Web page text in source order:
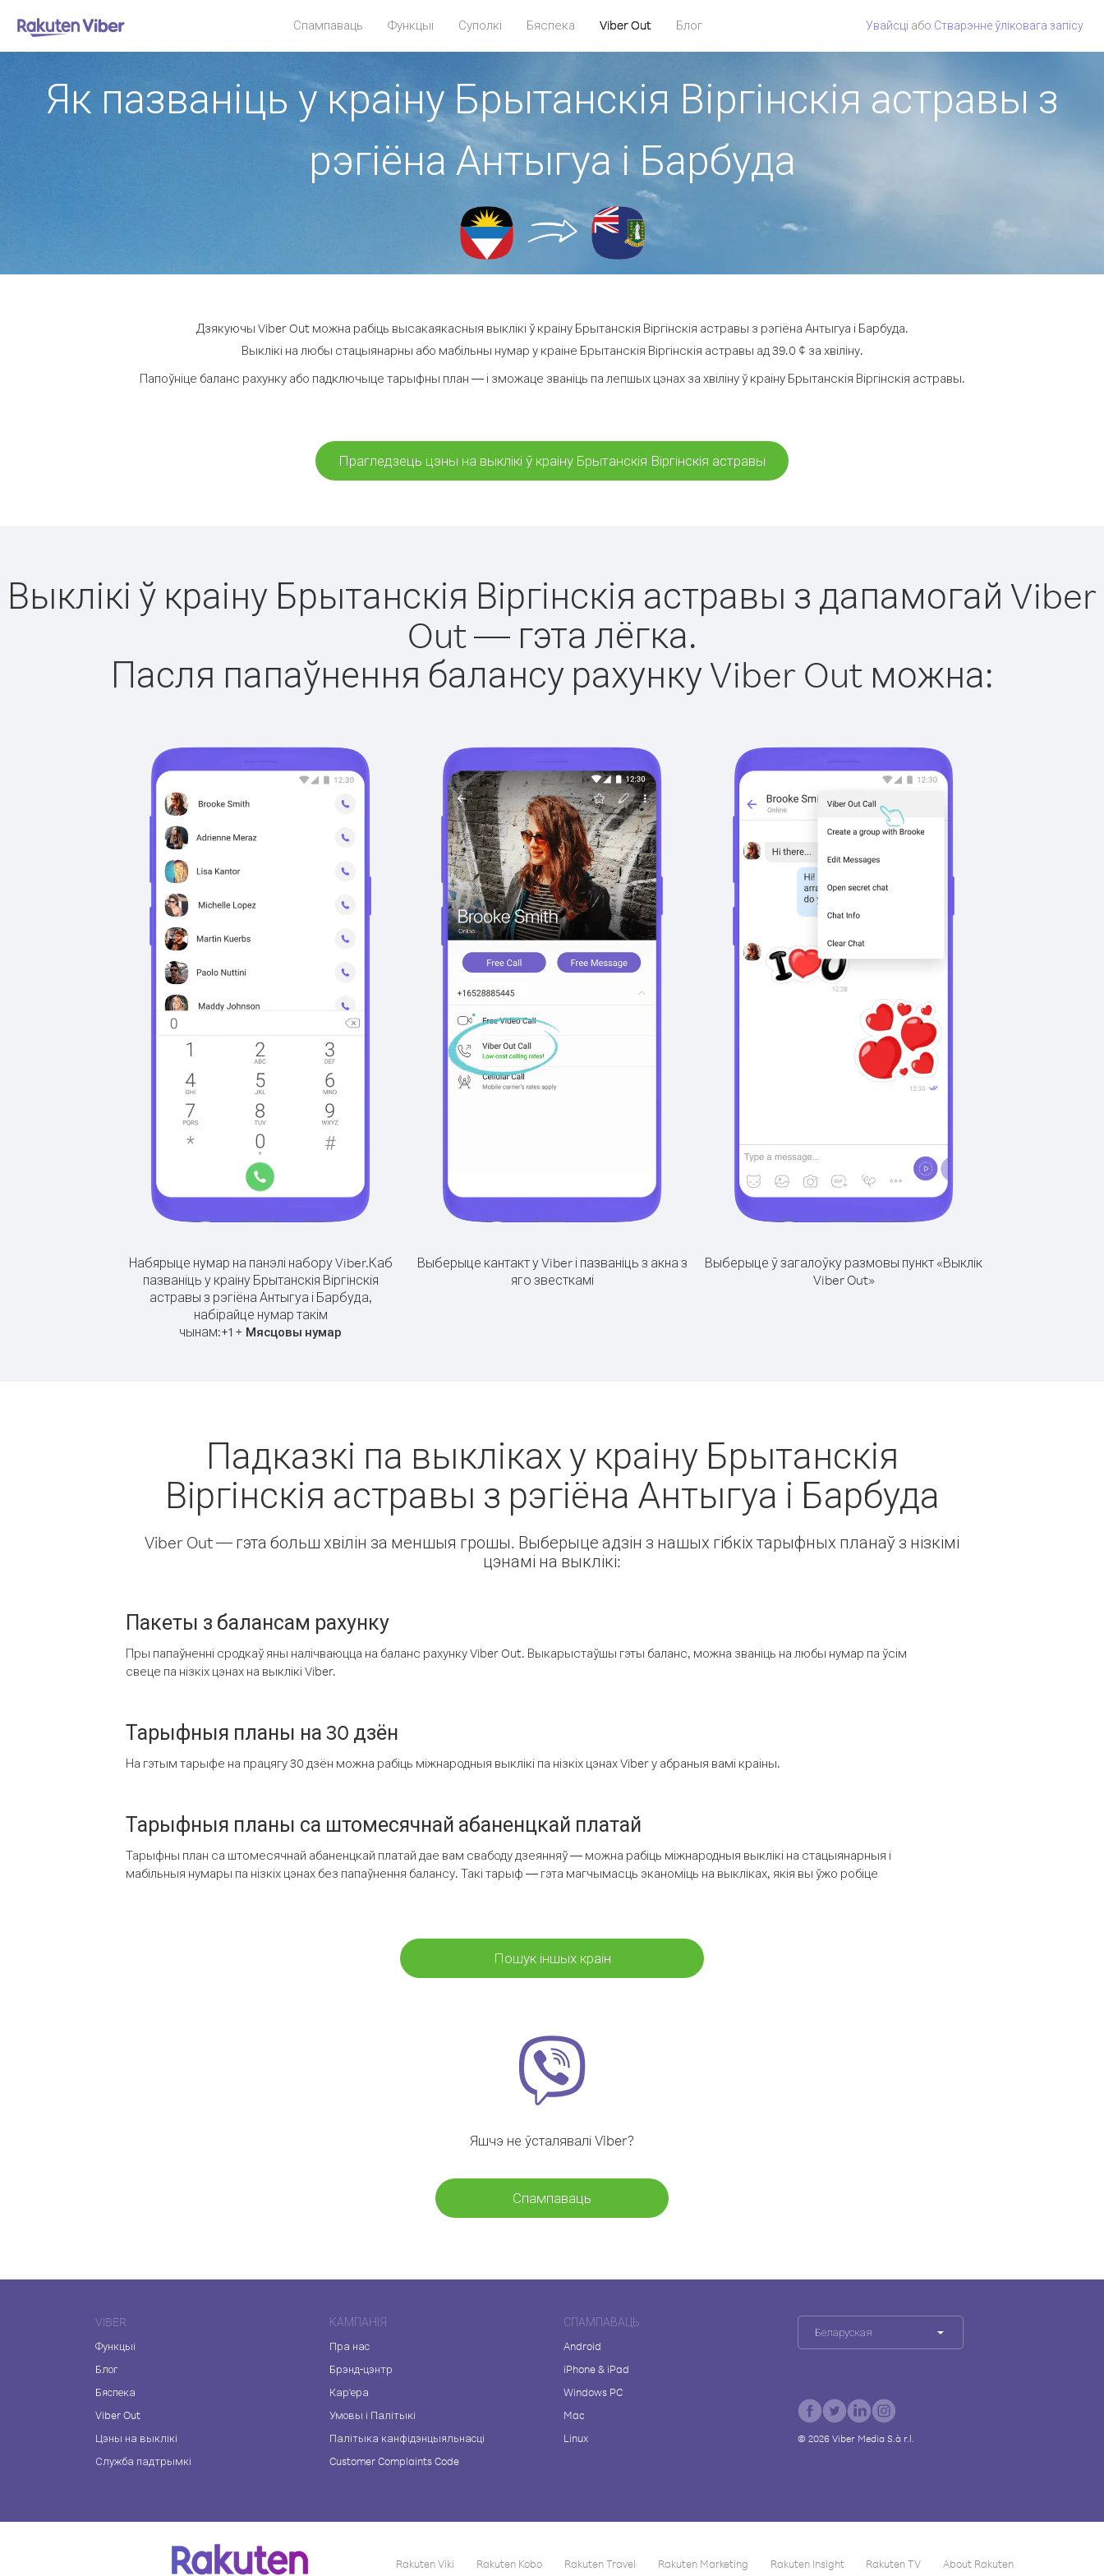
Спампаваць Функцыі Суполкі Бяспека Viber Out Блог Увайсці або Стварэнне ўліковага запісу
Як пазваніць у краіну Брытанскія Віргінскія астравы з
рэгіёна Антыгуа і Барбуда
Дзякуючы Viber Out можна рабіць высакаякасныя выклікі ў краіну Брытанскія Віргінскія астравы з рэгіёна Антыгуа і Барбуда.
Выклікі на любы стацыянарны або мабільны нумар у краіне Брытанскія Віргінскія астравы ад 39.0 ¢ за хвіліну.
Папоўніце баланс рахунку або падключыце тарыфны план — і зможаце званіць па лепшых цэнах за хвіліну ў краіну Брытанскія Віргінскія астравы.
Прагледзець цэны на выклікі ў краіну Брытанскія Віргінскія астравы
Выклікі ў краіну Брытанскія Віргінскія астравы з дапамогай Viber
Out — гэта лёгка.
Пасля папаўнення балансу рахунку Viber Out можна:
Набярыце нумар на панэлі набору Viber.Каб
пазваніць у краіну Брытанскія Віргінскія
астравы з рэгіёна Антыгуа і Барбуда,
набірайце нумар такім
чынам:+1 + Мясцовы нумар
Выберыце кантакт у Viber і пазваніць з акна з
яго звесткамі
Выберыце ў загалоўку размовы пункт «Выклік
Viber Out»
Падказкі па выкліках у краіну Брытанскія
Віргінскія астравы з рэгіёна Антыгуа і Барбуда
Viber Out — гэта больш хвілін за меншыя грошы. Выберыце адзін з нашых гібкіх тарыфных планаў з нізкімі
цэнамі на выклікі:
Пакеты з балансам рахунку
Пры папаўненні сродкаў яны налічваюцца на баланс рахунку Viber Out. Выкарыстаўшы гэты баланс, можна званіць на любы нумар па ўсім
свеце па нізкіх цэнах на выклікі Viber.
Тарыфныя планы на 30 дзён
На гэтым тарыфе на працягу 30 дзён можна рабіць міжнародныя выклікі па нізкіх цэнах Viber у абраныя вамі краіны.
Тарыфныя планы са штомесячнай абаненцкай платай
Тарыфны план са штомесячнай абаненцкай платай дае вам свабоду дзеянняў — можна рабіць міжнародныя выклікі на стацыянарныя і
мабільныя нумары па нізкіх цэнах без папаўнення балансу. Такі тарыф — гэта магчымасць эканоміць на выкліках, якія вы ўжо робіце
Пошук іншых краін
Яшчэ не ўсталявалі Viber?
Спампаваць
VIBER
Функцыі
Блог
Бяспека
Viber Out
Цэны на выклікі
Служба падтрымкі
КАМПАНІЯ
Пра нас
Брэнд-цэнтр
Кар'ера
Умовы і Палітыкі
Палітыка канфідэнцыяльнасці
Customer Complaints Code
СПАМПАВАЦЬ
Android
iPhone & iPad
Windows PC
Mac
Linux
Беларуская
© 2026 Viber Media S.à r.l.
Rakuten Viki Rakuten Kobo Rakuten Travel Rakuten Marketing Rakuten Insight Rakuten TV About Rakuten